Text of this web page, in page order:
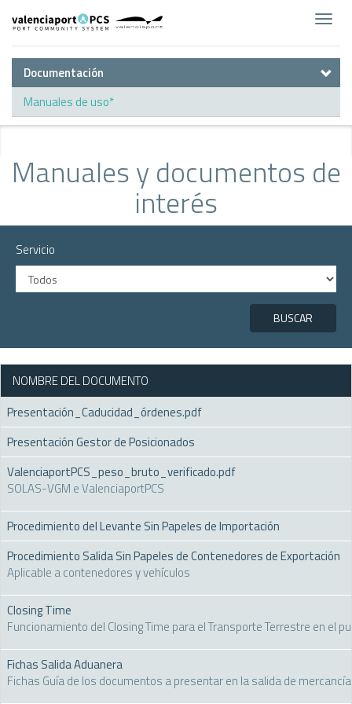
Documentación
Manuales de uso*
Manuales y documentos de
interés
Servicio
BUSCAR
NOMBRE DEL DOCUMENTO
Presentación_Caducidad_órdenes.pdf
Presentación Gestor de Posicionados
ValenciaportPCS_peso_bruto_verificado.pdf
SOLAS-VGM e ValenciaportPCS
Procedimiento del Levante Sin Papeles de Importación
Procedimiento Salida Sin Papeles de Contenedores de Exportación
Aplicable a contenedores y vehículos
Closing Time
Funcionamiento del Closing Time para el Transporte Terrestre en el
Fichas Salida Aduanera
Fichas Guía de los documentos a presentar en la salida de